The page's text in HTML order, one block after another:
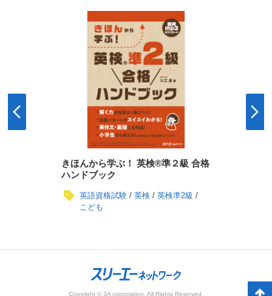
きほんから学ぶ！ 英検®準２級 合格
ハンドブック
英語資格試験 英検
英検準2級
こども
Copyright © 3A corporation. All Rights Reserved.